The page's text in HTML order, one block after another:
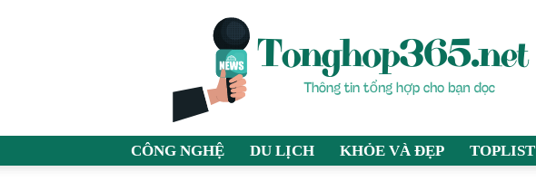
CÔNG NGHỆ DU LỊCH KHỎE VÀ ĐẸP TOPLIST